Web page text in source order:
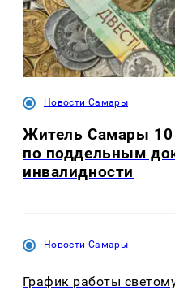
Новости Самары
Житель Самары 10
по поддельным
инвалидности
Новости Самары
График работы